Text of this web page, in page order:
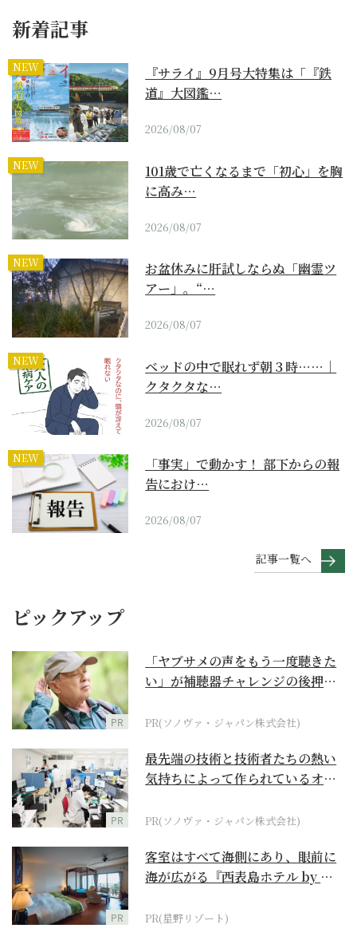
新着記事
NEW
『サライ』9月号大特集は「『鉄
道』大図鑑…
2026/08/07
NEW
101歳で亡くなるまで「初心」を胸
に高み…
2026/08/07
NEW
お盆休みに肝試しならぬ「幽霊ツ
アー」。“…
2026/08/07
NEW
ベッドの中で眠れず朝３時……｜
クタクタな…
2026/08/07
NEW
「事実」で動かす！ 部下からの報
告におけ…
2026/08/07
記事一覧へ
ピックアップ
PR
「ヤブサメの声をもう一度聴きた
い」が補聴器チャレンジの後押し
PR(ソノヴァ・ジャパン株式会社)
PR
最先端の技術と技術者たちの熱い
気持ちによって作られているオー
PR(ソノヴァ・ジャパン株式会社)
PR
客室はすべて海側にあり、眼前に
海が広がる『西表島ホテル by 星
PR(星野リゾート)